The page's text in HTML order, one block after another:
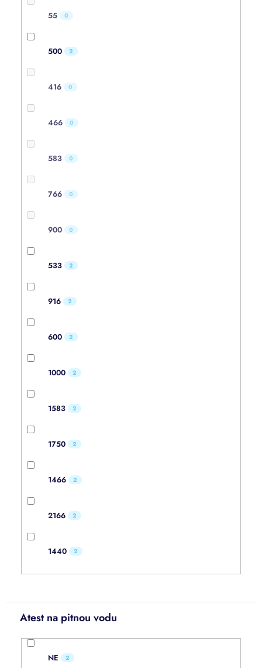
55 0
500 2
416 0
466 0
583 0
766 0
900 0
533 2
916 2
600 2
1000 2
1583 2
1750 2
1466 2
2166 2
1440 2
Atest na pitnou vodu
NE 2